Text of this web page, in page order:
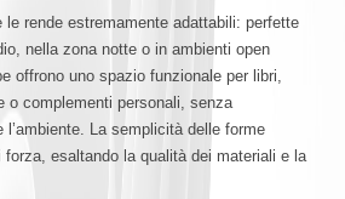
le rende estremamente adattabili: perfette
nella zona notte o in ambienti open
offrono uno spazio funzionale per libri,
o complementi personali, senza
La semplicità delle forme
esaltando la qualità dei materiali e la